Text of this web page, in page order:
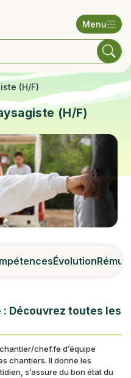
Menu
(H/F)
(H/F)
Évolution
: Découvrez toutes les
chef.fe d’équipe
chantiers. Il donne les
s’assure du bon état du